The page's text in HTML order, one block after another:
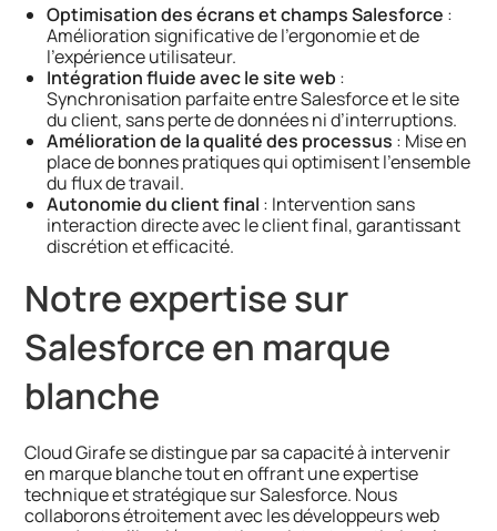
Optimisation des écrans et champs Salesforce :
Amélioration significative de l’ergonomie et de
l’expérience utilisateur.
Intégration fluide avec le site web :
Synchronisation parfaite entre Salesforce et le site
du client, sans perte de données ni d’interruptions.
Amélioration de la qualité des processus : Mise en
place de bonnes pratiques qui optimisent l’ensemble
du flux de travail.
Autonomie du client final : Intervention sans
interaction directe avec le client final, garantissant
discrétion et efficacité.
Notre expertise sur
Salesforce en marque
blanche
Cloud Girafe se distingue par sa capacité à intervenir
en marque blanche tout en offrant une expertise
technique et stratégique sur Salesforce. Nous
collaborons étroitement avec les développeurs web